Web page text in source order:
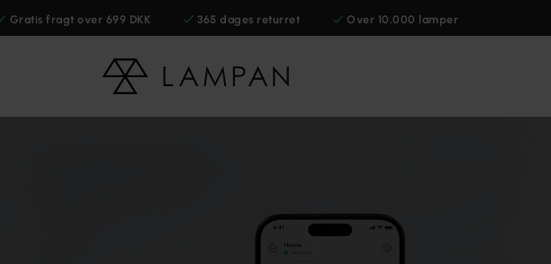
Gratis fragt over 699 DKK 365 dages returret Over 10.000 lamper